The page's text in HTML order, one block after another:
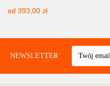
od 393,00 zł
NEWSLETTER